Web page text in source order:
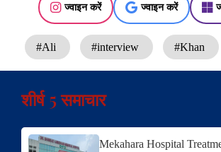
ज्वाइन करें ज्वाइन करें
#Ali #interview #Khan
शीर्ष 5 समाचार
Mekahara Hospital